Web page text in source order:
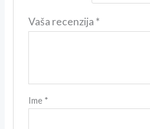
Vaša recenzija *
Ime *